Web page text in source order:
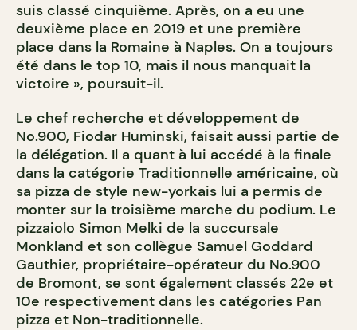
suis classé cinquième. Après, on a eu une
deuxième place en 2019 et une première
place dans la Romaine à Naples. On a toujours
été dans le top 10, mais il nous manquait la
victoire », poursuit-il.
Le chef recherche et développement de
No.900, Fiodar Huminski, faisait aussi partie de
la délégation. Il a quant à lui accédé à la finale
dans la catégorie Traditionnelle américaine, où
sa pizza de style new-yorkais lui a permis de
monter sur la troisième marche du podium. Le
pizzaiolo Simon Melki de la succursale
Monkland et son collègue Samuel Goddard
Gauthier, propriétaire-opérateur du No.900
de Bromont, se sont également classés 22e et
10e respectivement dans les catégories Pan
pizza et Non-traditionnelle.